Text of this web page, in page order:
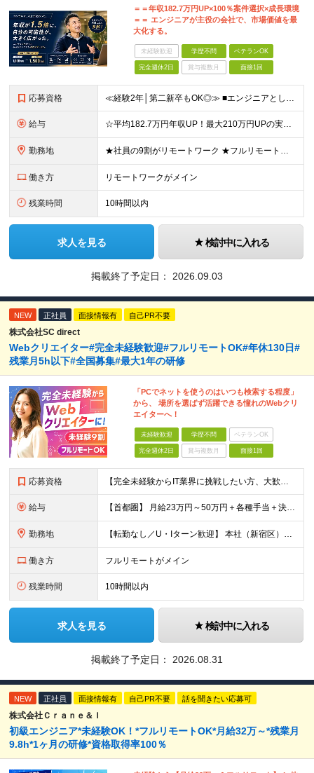
＝＝年収182.7万円UP×100％案件選択×成長環境
＝＝ エンジニアが主役の会社で、市場価値を最
大化する。
未経験歓迎 学歴不問 ベテランOK
完全週休2日 賞与複数月 面接1回
応募資格 ≪経験2年│第二新卒もOK◎≫ ■エンジニアとして実務経験をお持ちの方（2年以上） ■学歴不問 ＼意欲重視の採用です／ 「経歴に自信がない」という方も、 "今後挑戦したいこと""スキルアップしたいこ
給与 ☆平均182.7万円年収UP！最大210万円UPの実績もあり ☆スキルにより月給100万円スタートも可能◎ 月給40万円～100万円＋決算賞与＋各種手当 ～給与イメージ～ ■経験2年以上…月給40
勤務地 ★社員の9割がリモートワーク ★フルリモート案件もあり ★地方からの応募も歓迎！／転居を伴う転勤なし 東京23区を中心としたプロジェクト先での勤務です。 ～～～～～～～～～～～ 【東京⇒地方へUタ
働き方 リモートワークがメイン
残業時間 10時間以内
求人を見る 検討中に入れる
掲載終了予定日： 2026.09.03
NEW 正社員 面接情報有 自己PR不要
株式会社SC direct
Webクリエイター#完全未経験歓迎#フルリモートOK#年休130日#
残業月5h以下#全国募集#最大1年の研修
「PCでネットを使うのはいつも検索する程度」
から、 場所を選ばず活躍できる憧れのWebクリ
エイターへ！
未経験歓迎 学歴不問 ベテランOK
完全週休2日 賞与複数月 面接1回
応募資格 【完全未経験からIT業界に挑戦したい方、大歓迎！】 ●応募年齢制限：34歳まで（若年層の長期キャリア形成を図るため） ★学歴不問・転職回数不問 ★第二新卒・社会人デビューOK 【こんな方を求めていま
給与 【首都圏】 月給23万円～50万円＋各種手当＋決算賞与 【大阪】 月給22万円～50万円＋各種手当＋決算賞与 【愛知】 月給21.5万円～50万円＋各種手当＋決算賞与 【福岡・宮城】 月給20万
勤務地 【転勤なし／U・Iターン歓迎】 本社（新宿区）、大阪支店、名古屋支店または東京都・神奈川県・千葉県・埼玉県・愛知県・大阪府・福岡県をはじめ、全国のプロジェクト先 ※ご希望を最大限考慮して配属先を決定
働き方 フルリモートがメイン
残業時間 10時間以内
求人を見る 検討中に入れる
掲載終了予定日： 2026.08.31
NEW 正社員 面接情報有 自己PR不要 話を聞きたい応募可
株式会社Ｃｒａｎｅ＆Ｉ
初級エンジニア*未経験OK！*フルリモートOK*月給32万～*残業月
9.8h*1ヶ月の研修*資格取得率100％